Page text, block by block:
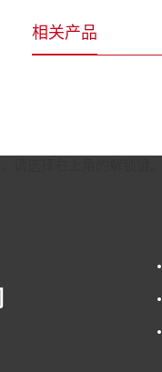
相关产品